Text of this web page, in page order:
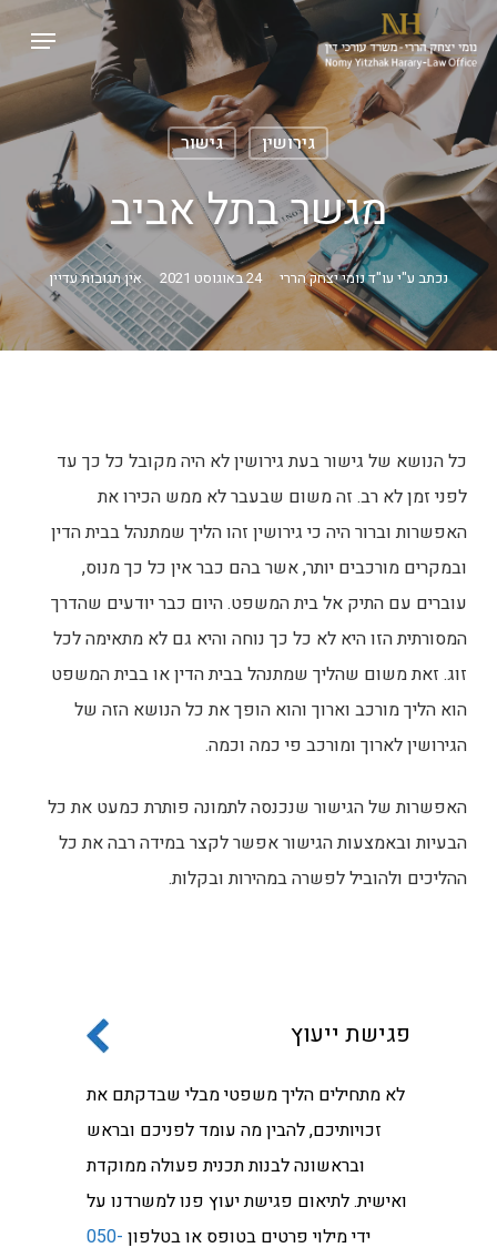
Menu
גירושין גישור
מגשר בתל אביב
נכתב ע"י עו"ד נומי יצחק הררי 24 באוגוסט 2021 אין תגובות עדיין
כל הנושא של גישור בעת גירושין לא היה מקובל כל כך עד
לפני זמן לא רב. זה משום שבעבר לא ממש הכירו את
האפשרות וברור היה כי גירושין זהו הליך שמתנהל בבית הדין
ובמקרים מורכבים יותר, אשר בהם כבר אין כל כך מנוס,
עוברים עם התיק אל בית המשפט. היום כבר יודעים שהדרך
המסורתית הזו היא לא כל כך נוחה והיא גם לא מתאימה לכל
זוג. זאת משום שהליך שמתנהל בבית הדין או בבית המשפט
הוא הליך מורכב וארוך והוא הופך את כל הנושא הזה של
הגירושין לארוך ומורכב פי כמה וכמה.
האפשרות של הגישור שנכנסה לתמונה פותרת כמעט את כל
הבעיות ובאמצעות הגישור אפשר לקצר במידה רבה את כל
ההליכים ולהוביל לפשרה במהירות ובקלות.
פגישת ייעוץ
לא מתחילים הליך משפטי מבלי שבדקתם את
זכויותיכם, להבין מה עומד לפניכם ובראש
ובראשונה לבנות תכנית פעולה ממוקדת
ואישית. לתיאום פגישת יעוץ פנו למשרדנו על
ידי מילוי פרטים בטופס או בטלפון 050-
Close
Menu